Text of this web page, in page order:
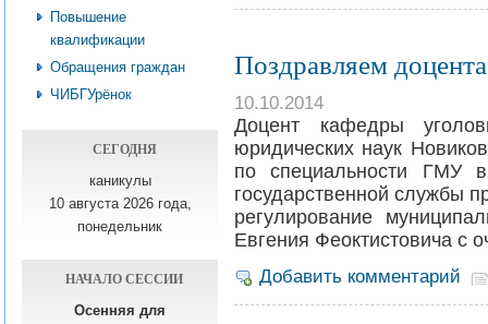
Повышение
квалификации
Обращения граждан
ЧИБГУрёнок
СЕГОДНЯ
каникулы
10 августа 2026 года,
понедельник
НАЧАЛО СЕССИИ
Осенняя для
Поздравляем
10.10.2014
Доцент кафедры
юридических наук
по специальности ГМУ
государственной службы
регулирование
Евгения Феоктистовича с
Добавить комментарий